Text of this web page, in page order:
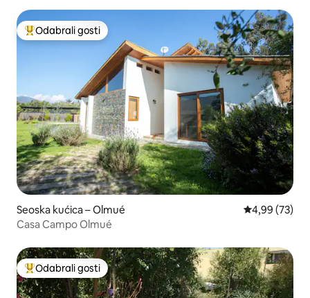
Među najviše rangiranima s oznakom „Odabrali gosti”
Odabrali gosti
Seoska kućica – Olmué Prosječna
4,99 (73)
Casa Campo Olmué
Među najviše rangiranima s oznakom „Odabrali gosti”
Odabrali gosti